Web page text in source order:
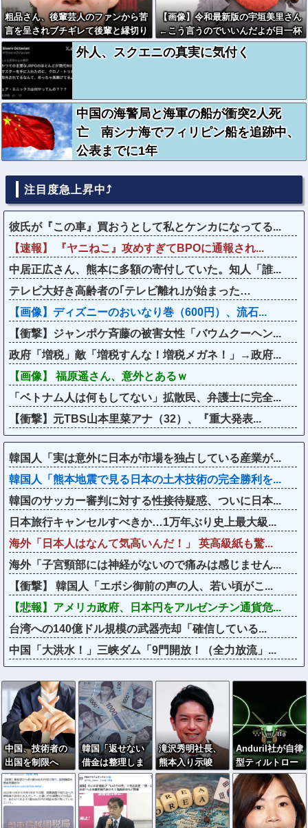
粗品さん、後輩芸人のファンから苦
言を呈されブチギレて後輩と縁切り
報告ｗｗｗｗ
【画像】令和最新版の宇垣美里さん
←こう言うのでいいんだよが目一杯
詰まってると話題にw w w w w w
w w w
外人、スクエニの真実に気付く
中国の海警局と海軍の船が衝突2人死
亡 南シナ海でフィリピン船を追跡中、
公表までに1年
注目度急上昇中⤴
彼氏が『この車』買おうとして私とケンカになってる...
【速報】 『ヤニねこ』攻めすぎてBPOに通報され...
中居正広さん、熊本に多額の寄付していた。知人「誰...
テレビ大好き高齢者の｢テレビ離れ｣が始まった…
【画像】ディズニーのおいなり巻（600円）、流石...
【衝撃】ジャンポケ斉藤の被害女性「バウムクーヘン...
政府「増税」敵「増税すんな！増税メガネ！」→政府...
【画像】 福原遥さん、意外とあるｗ
「ベトナム人は何もしてない」拡散民、弁護士に完全...
【衝撃】元TBS山本里菜アナ（32）、『重大発表...
韓国人「実は意外に日本が市場を独占している産業が...
韓国人「熊本地震で見る日本の土木技術の完全勝利を...
韓国のサッカー審判に対する性接待疑惑、ついに日本...
日本旅行キャンセルすべきか…1万年ぶり史上最大級...
海外「日本人はなんて気高いんだ！」 英高級紙も驚...
海外「子宮頸部には神経がないので痛みは感じません...
【衝撃】 韓国人「エボシ御前の声の人、若い頃がこ...
【悲報】アメリカ政府、日本円をアルゼンチン通貨危...
台湾への140億ドル規模の武器売却「確信している...
中国「大洪水！」三峡ダム「9門開放！（全力放流」...
中国、技術者の
出国を制限へ
「国が危険と判
断したら出国禁
止」
韓国「返せない
借金は整理しま
す」→延滞者、
なぜか増え続け
る…
滝沢秀明社長、
熊本入り示唆
「男手が必要。
時間を見つけて
行きたい」
Anduril社が自律
型ティルトロー
ター攻撃ドロー
ンのコンセプト
で衝撃を与え
る！